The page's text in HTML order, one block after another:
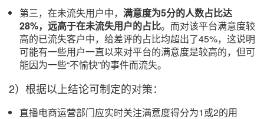
第三，在未流失用户中， 满意度为5分的人数占比达
28%，远高于在未流失用户的占比。而对该平台满意度较
高的已流失客户中，给差评的占比均超出了45%，这说明
可能有一些用户一直以来对平台的满意度是较高的，但可
能因为一些“不愉快”的事件而流失。
2）根据以上结论可制定的对策：
直播电商运营部门应实时关注满意度得分为1或2的用